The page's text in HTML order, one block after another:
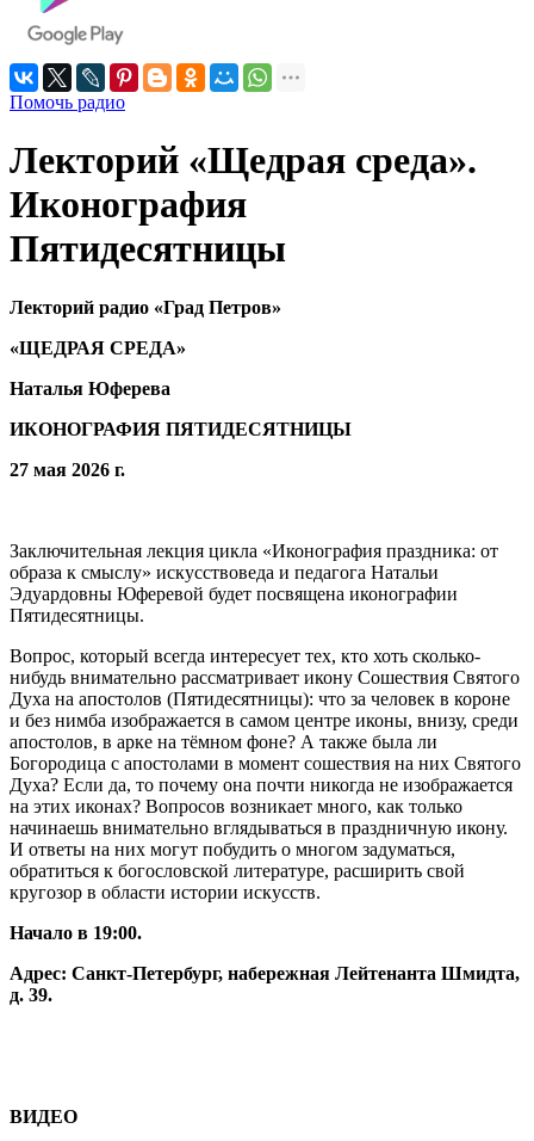
Помочь радио
Лекторий «Щедрая среда».
Иконография
Пятидесятницы
Лекторий радио «Град Петров»
«ЩЕДРАЯ СРЕДА»
Наталья Юферева
ИКОНОГРАФИЯ ПЯТИДЕСЯТНИЦЫ
27 мая 2026 г.
Заключительная лекция цикла «Иконография праздника: от
образа к смыслу» искусствоведа и педагога Натальи
Эдуардовны Юферевой будет посвящена иконографии
Пятидесятницы.
Вопрос, который всегда интересует тех, кто хоть сколько-
нибудь внимательно рассматривает икону Сошествия Святого
Духа на апостолов (Пятидесятницы): что за человек в короне
и без нимба изображается в самом центре иконы, внизу, среди
апостолов, в арке на тёмном фоне? А также была ли
Богородица с апостолами в момент сошествия на них Святого
Духа? Если да, то почему она почти никогда не изображается
на этих иконах? Вопросов возникает много, как только
начинаешь внимательно вглядываться в праздничную икону.
И ответы на них могут побудить о многом задуматься,
обратиться к богословской литературе, расширить свой
кругозор в области истории искусств.
Начало в 19:00.
Адрес: Санкт-Петербург, набережная Лейтенанта Шмидта,
д. 39.
ВИДЕО